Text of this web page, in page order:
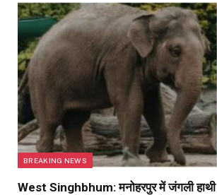
BREAKING NEWS
West Singhbhum: मनोहरपुर में जंगली